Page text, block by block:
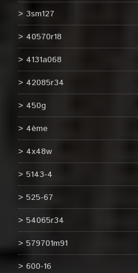
3sm127
40570r18
4131a068
42085r34
450g
4ème
4x48w
5143-4
525-67
54065r34
579701m91
600-16